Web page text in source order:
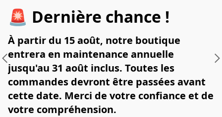
🚨 Dernière chance !
À partir du 15 août, notre boutique
entrera en maintenance annuelle
jusqu'au 31 août inclus. Toutes les
commandes devront être passées avant
cette date. Merci de votre confiance et de
votre compréhension.